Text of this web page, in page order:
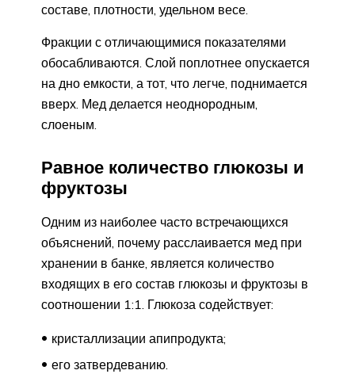
составе, плотности, удельном весе.
Фракции с отличающимися показателями
обосабливаются. Слой поплотнее опускается
на дно емкости, а тот, что легче, поднимается
вверх. Мед делается неоднородным,
слоеным.
Равное количество глюкозы и
фруктозы
Одним из наиболее часто встречающихся
объяснений, почему расслаивается мед при
хранении в банке, является количество
входящих в его состав глюкозы и фруктозы в
соотношении 1:1. Глюкоза содействует:
кристаллизации апипродукта;
его затвердеванию.